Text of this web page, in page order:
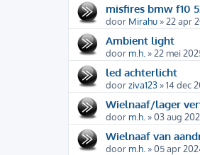
misfires bmw f10
door Mirahu » 22 apr
Ambient light
door m.h. » 22 mei
led achterlicht
doorziva123 » 14 dec
Wielnaaf/lager
door m.h. » 03 aug
Wielnaaf van
door m.h. » 05 apr